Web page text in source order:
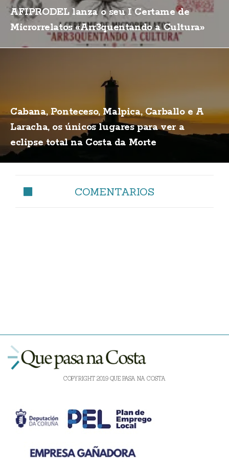
AFIPRODEL lanza o seu I Certame de
Microrrelatos «Arr3quentando a Cultura»
Cabana, Ponteceso, Malpica, Carballo e A
Laracha, os únicos lugares para ver a
eclipse total na Costa da Morte
COMENTARIOS
COPYRIGHT 2019 QUE PASA NA COSTA